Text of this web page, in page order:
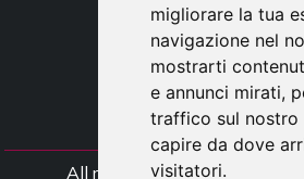
migliorare la tua
navigazione nel
mostrarti
e annunci mirati,
traffico sul nostro
capire da dove
visitatori.
REGISTRATI
ACCEDI
CARRELLO
All rights Styliafoe s.r.l. ©